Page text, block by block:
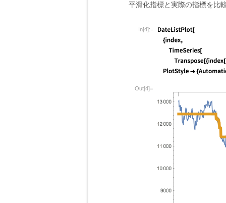
平滑化指標と実際の指標を比
In[4]:=
Out[4]=